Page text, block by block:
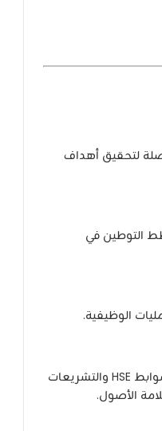
لتحقيق أهداف
التوطين في
الوظيفية.
دعم ترسيخ ثقافة الصحة والسلامة والبيئة وضمان الالتزام بسياسات وإجراءات وضوابط HSE والتشريعات
الأصول.